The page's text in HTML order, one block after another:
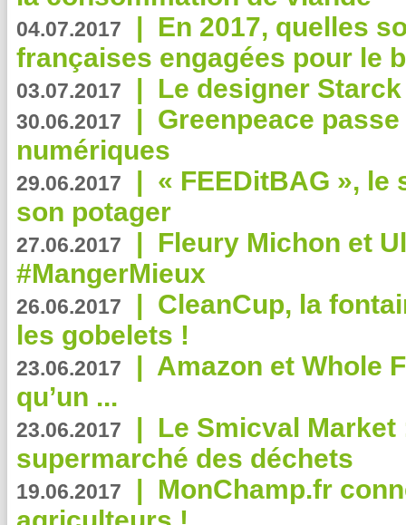
04.07.2017 | En 2017, quelles
françaises engagées pour le
03.07.2017 | Le designer
30.06.2017 | Greenpeace
numériques
29.06.2017 | « FEEDitBAG », le
son potager
27.06.2017 | Fleury Michon et
#MangerMieux
26.06.2017 | CleanCup, la
les gobelets !
23.06.2017 | Amazon et Whole
qu’un ...
23.06.2017 | Le Smicval
supermarché des déchets
19.06.2017 | MonChamp.fr